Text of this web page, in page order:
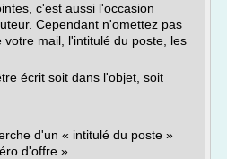
c'est aussi l'occasion
Cependant n'omettez pas
mail, l'intitulé du poste, les
écrit soit dans l'objet, soit
d'un « intitulé du poste »
d'offre »...